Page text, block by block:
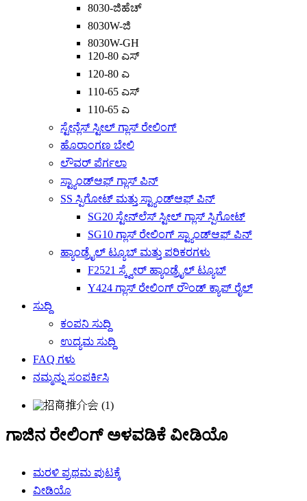
8030-ಜಿಹೆಚ್
8030W-ಜಿ
8030W-GH
120-80 ಎಸ್
120-80 ಎ
110-65 ಎಸ್
110-65 ಎ
ಸ್ಟೇನ್ಲೆಸ್ ಸ್ಟೀಲ್ ಗ್ಲಾಸ್ ರೇಲಿಂಗ್
ಹೊರಾಂಗಣ ಬೇಲಿ
ಲೌವರ್ ಪೆರ್ಗಲಾ
ಸ್ಟ್ಯಾಂಡ್‌ಆಫ್ ಗ್ಲಾಸ್ ಪಿನ್
SS ಸ್ಪಿಗೋಟ್ ಮತ್ತು ಸ್ಟ್ಯಾಂಡ್‌ಆಫ್ ಪಿನ್
SG20 ಸ್ಟೇನ್‌ಲೆಸ್ ಸ್ಟೀಲ್ ಗ್ಲಾಸ್ ಸ್ಪಿಗೋಟ್
SG10 ಗ್ಲಾಸ್ ರೇಲಿಂಗ್ ಸ್ಟ್ಯಾಂಡ್‌ಆಫ್ ಪಿನ್
ಹ್ಯಾಂಡ್ರೈಲ್ ಟ್ಯೂಬ್ ಮತ್ತು ಪರಿಕರಗಳು
F2521 ಸ್ಕ್ವೇರ್ ಹ್ಯಾಂಡ್ರೈಲ್ ಟ್ಯೂಬ್
Y424 ಗ್ಲಾಸ್ ರೇಲಿಂಗ್ ರೌಂಡ್ ಕ್ಯಾಪ್ ರೈಲ್
ಸುದ್ದಿ
ಕಂಪನಿ ಸುದ್ದಿ
ಉದ್ಯಮ ಸುದ್ದಿ
FAQ ಗಳು
ನಮ್ಮನ್ನು ಸಂಪರ್ಕಿಸಿ
ಗಾಜಿನ ರೇಲಿಂಗ್ ಅಳವಡಿಕೆ ವೀಡಿಯೊ
ಮರಳಿ ಪ್ರಥಮ ಪುಟಕ್ಕೆ
ವೀಡಿಯೊ